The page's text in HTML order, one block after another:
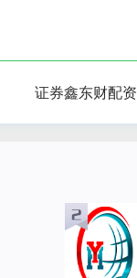
证券鑫东财配资